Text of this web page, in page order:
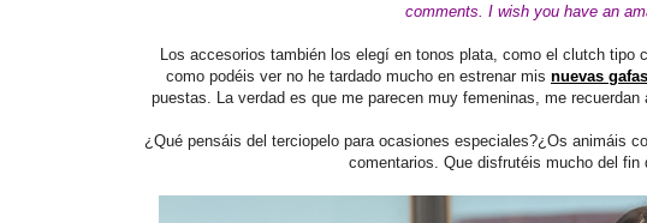
comments. I wish you have an
Los accesorios también los elegí en tonos plata, como el clutch tipo
como podéis ver no he tardado mucho en estrenar mis nuevas
puestas. La verdad es que me parecen muy femeninas, me
¿Qué pensáis del terciopelo para ocasiones especiales?¿Os animáis
comentarios. Que disfrutéis mucho del fin